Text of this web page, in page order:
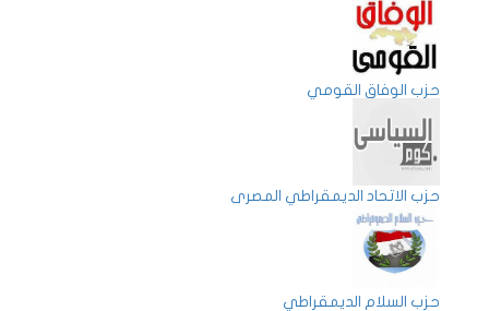
حزب الوفاق القومي
حزب الاتحاد الديمقراطي المصرى
حزب السلام الديمقراطي